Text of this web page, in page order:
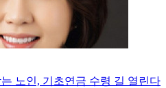
노인, 기초연금 수령 길 열린다